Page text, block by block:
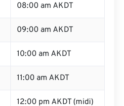
08:00 am AKDT
09:00 am AKDT
10:00 am AKDT
11:00 am AKDT
12:00 pm AKDT (midi)